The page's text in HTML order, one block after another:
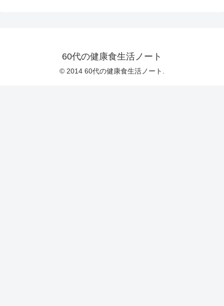
60代の健康食生活ノート
© 2014 60代の健康食生活ノート.